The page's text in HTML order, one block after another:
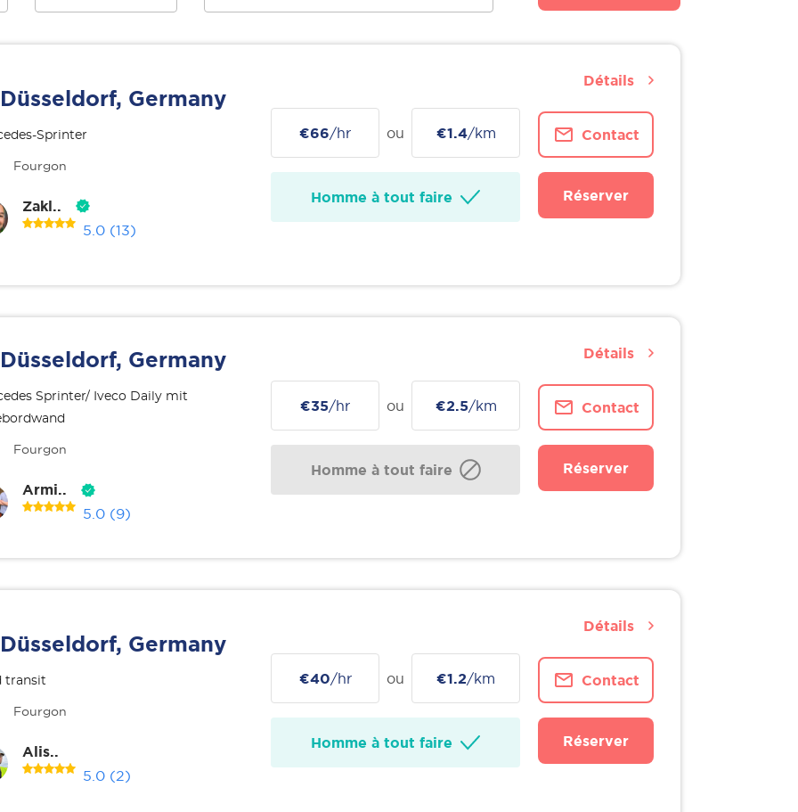
Düsseldorf, Germany
Sprinter
Fourgon
Zakl..
5.0 (13)
€66/hr ou €1.4/km
Homme à tout faire
Contact
Réserver
Détails
Düsseldorf, Germany
Sprinter/ Iveco Daily mit
Fourgon
Armi..
5.0 (9)
€35/hr ou €2.5/km
Homme à tout faire
Contact
Réserver
Détails
Düsseldorf, Germany
transit
Fourgon
Alis..
5.0 (2)
€40/hr ou €1.2/km
Homme à tout faire
Contact
Réserver
Détails